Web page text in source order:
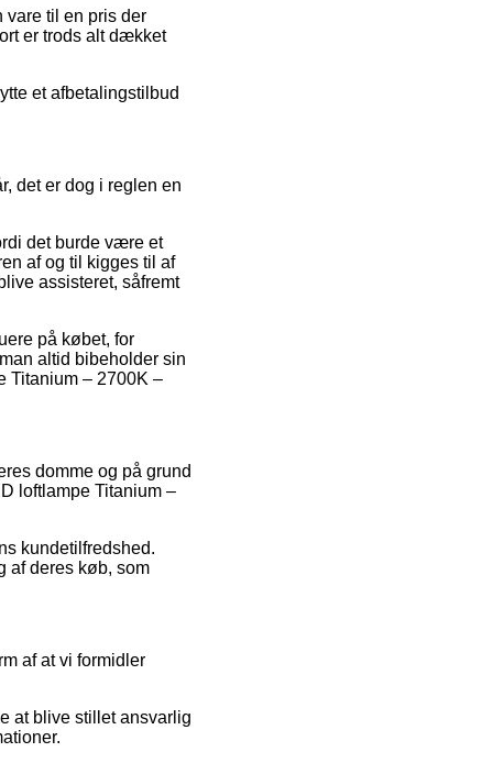
vare til en pris der
er trods alt dækket
et afbetalingstilbud
det er dog i reglen en
det burde være et
af og til kigges til af
assisteret, såfremt
på købet, for
altid bibeholder sin
Titanium – 2700K –
domme og på grund
loftlampe Titanium –
kundetilfredshed.
af deres køb, som
af at vi formidler
at blive stillet ansvarlig